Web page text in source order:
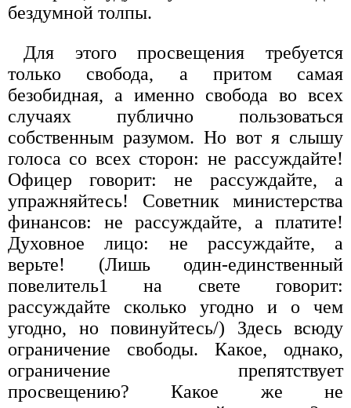
бездумной толпы.
Для этого просвещения требуется
только свобода, а притом самая
безобидная, а именно свобода во всех
случаях публично пользоваться
собственным разумом. Но вот я слышу
голоса со всех сторон: не рассуждайте!
Офицер говорит: не рассуждайте, а
упражняйтесь! Советник министерства
финансов: не рассуждайте, а платите!
Духовное лицо: не рассуждайте, а
верьте! (Лишь один-единственный
повелитель1 на свете говорит:
рассуждайте сколько угодно и о чем
угодно, но повинуйтесь/) Здесь всюду
ограничение свободы. Какое, однако,
ограничение препятствует
просвещению? Какое же не